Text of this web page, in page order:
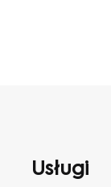
Usługi